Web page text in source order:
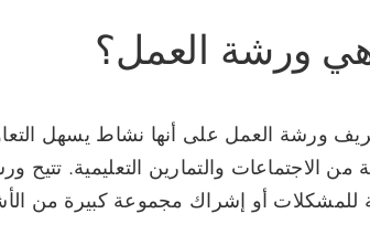
ورشة العمل؟
ورشة العمل على أنها نشاط يسهل
من الاجتماعات والتمارين التعليمية. تتيح
للمشكلات أو إشراك مجموعة كبيرة من